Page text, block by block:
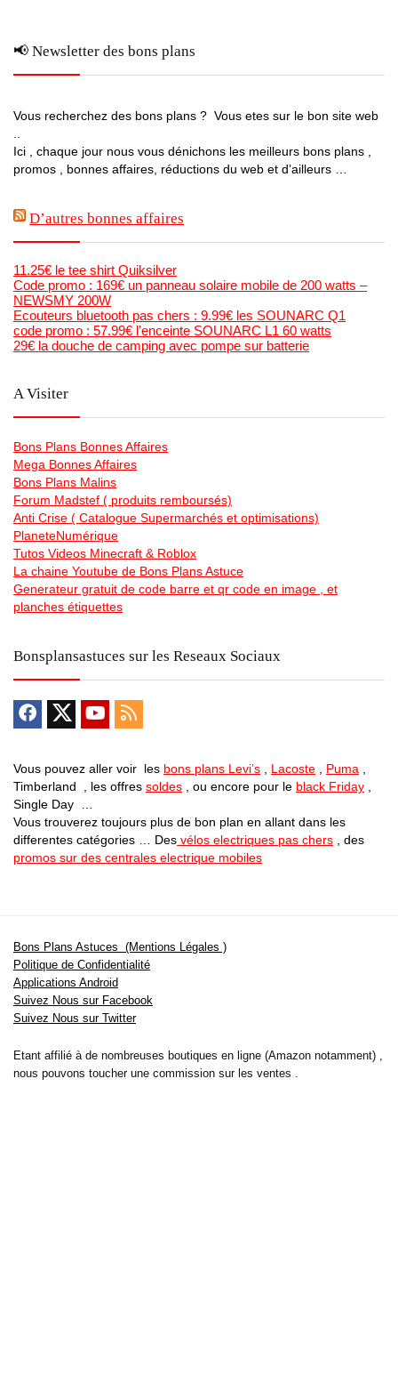
📢 Newsletter des bons plans
Vous recherchez des bons plans ? Vous etes sur le bon site web
..
Ici , chaque jour nous vous dénichons les meilleurs bons plans ,
promos , bonnes affaires, réductions du web et d’ailleurs …
D’autres bonnes affaires
11.25€ le tee shirt Quiksilver
Code promo : 169€ un panneau solaire mobile de 200 watts –
NEWSMY 200W
Ecouteurs bluetooth pas chers : 9.99€ les SOUNARC Q1
code promo : 57.99€ l’enceinte SOUNARC L1 60 watts
29€ la douche de camping avec pompe sur batterie
A Visiter
Bons Plans Bonnes Affaires
Mega Bonnes Affaires
Bons Plans Malins
Forum Madstef ( produits remboursés)
Anti Crise ( Catalogue Supermarchés et optimisations)
PlaneteNumérique
Tutos Videos Minecraft & Roblox
La chaine Youtube de Bons Plans Astuce
Generateur gratuit de code barre et qr code en image , et
planches étiquettes
Bonsplansastuces sur les Reseaux Sociaux
Vous pouvez aller voir les bons plans Levi’s , Lacoste , Puma ,
Timberland , les offres soldes , ou encore pour le black Friday ,
Single Day …
Vous trouverez toujours plus de bon plan en allant dans les
differentes catégories … Des vélos electriques pas chers , des
promos sur des centrales electrique mobiles
Bons Plans Astuces (Mentions Légales )
Politique de Confidentialité
Applications Android
Suivez Nous sur Facebook
Suivez Nous sur Twitter
Etant affilié à de nombreuses boutiques en ligne (Amazon notamment) ,
nous pouvons toucher une commission sur les ventes .